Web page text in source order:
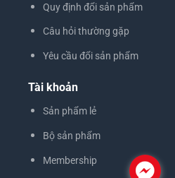
Quy định đổi sản phẩm
Câu hỏi thường gặp
Yêu cầu đổi sản phẩm
Tài khoản
Sản phẩm lẻ
Bộ sản phẩm
Membership
.